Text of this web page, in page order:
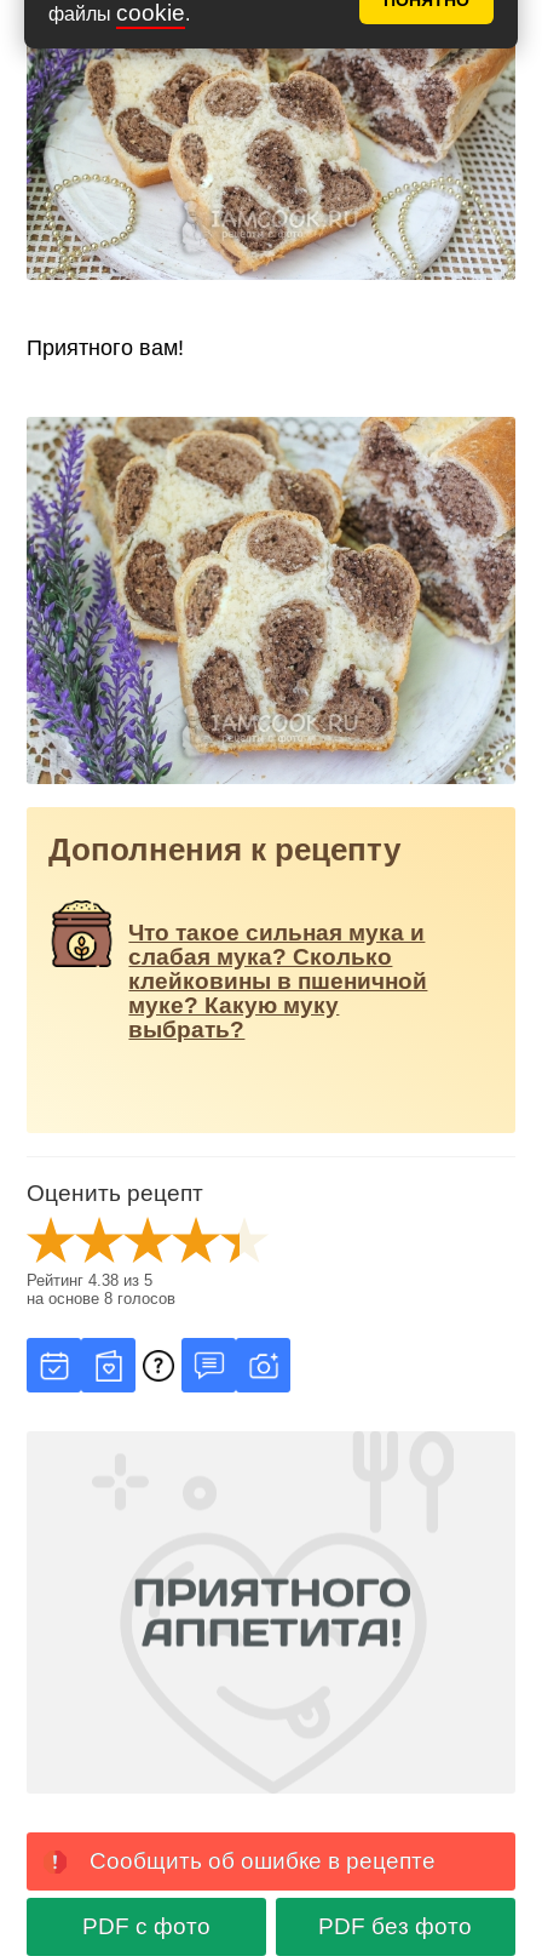
файлы cookie.
Приятного вам!
Дополнения к рецепту
Что такое сильная мука и
слабая мука? Сколько
клейковины в пшеничной
муке? Какую муку
выбрать?
Оценить рецепт
Рейтинг4.38 из5
на основе8 голосов
Сообщить об ошибке в рецепте
PDF с фото PDF без фото